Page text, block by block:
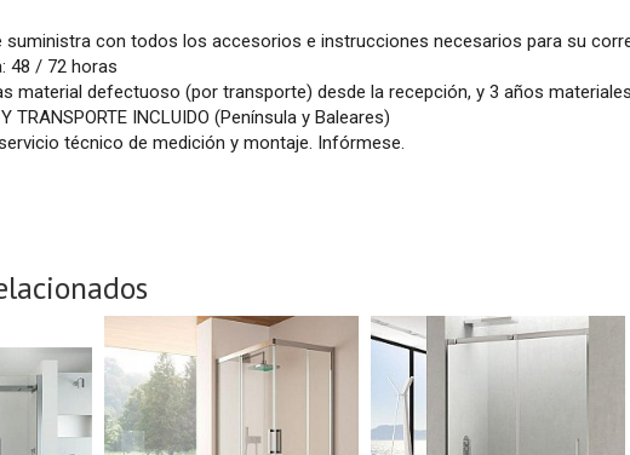
suministra con todos los accesorios e instrucciones necesarios para su
48 / 72 horas
material defectuoso (por transporte) desde la recepción, y 3 años
TRANSPORTE INCLUIDO (Península y Baleares)
técnico de medición y montaje. Infórmese.